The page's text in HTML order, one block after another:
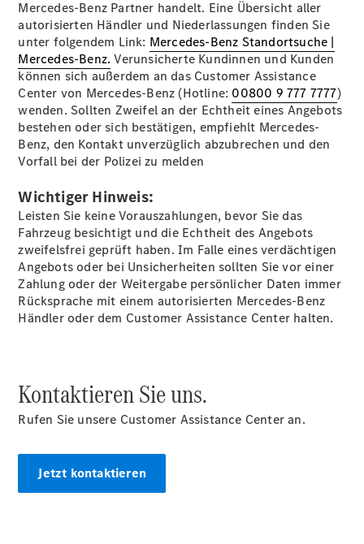
elektrische
CLA mit EQ-
Technologie
Der neue
CLA
EQE
Limousine -
elektrisch
EQS
Limousine -
C-Klasse
Limousine
C-Klasse
Limousine -
elektrisch
E-Klasse
Limousine
S-Klasse
Mercedes-
Maybach S-
Klasse
Mercedes-Benz Partner handelt. Eine Übersicht aller
autorisierten Händler und Niederlassungen finden Sie
unter folgendem Link: Mercedes-Benz Standortsuche |
Mercedes-Benz. Verunsicherte Kundinnen und Kunden
können sich außerdem an das Customer Assistance
Center von Mercedes-Benz (Hotline: 00800 9 777 7777)
wenden. Sollten Zweifel an der Echtheit eines Angebots
bestehen oder sich bestätigen, empfiehlt Mercedes-
Benz, den Kontakt unverzüglich abzubrechen und den
Vorfall bei der Polizei zu melden
Wichtiger Hinweis:
Leisten Sie keine Vorauszahlungen, bevor Sie das
Fahrzeug besichtigt und die Echtheit des Angebots
zweifelsfrei geprüft haben. Im Falle eines verdächtigen
Angebots oder bei Unsicherheiten sollten Sie vor einer
Zahlung oder der Weitergabe persönlicher Daten immer
Rücksprache mit einem autorisierten Mercedes-Benz
Händler oder dem Customer Assistance Center halten.
Kontaktieren Sie uns.
Rufen Sie unsere Customer Assistance Center an.
Jetzt kontaktieren